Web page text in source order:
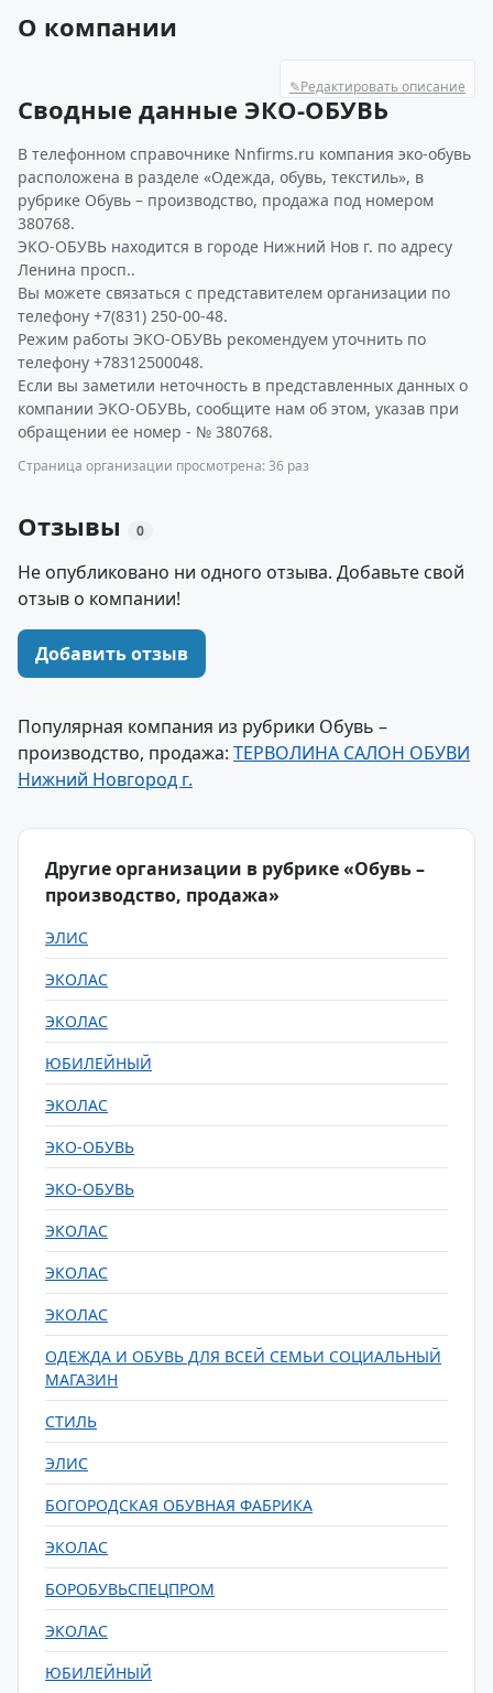
О компании
✎Редактировать описание
Сводные данные ЭКО-ОБУВЬ
В телефонном справочнике Nnfirms.ru компания эко-обувь
расположена в разделе «Одежда, обувь, текстиль», в
рубрике Обувь – производство, продажа под номером
380768.
ЭКО-ОБУВЬ находится в городе Нижний Нов г. по адресу
Ленина просп..
Вы можете связаться с представителем организации по
телефону +7(831) 250-00-48.
Режим работы ЭКО-ОБУВЬ рекомендуем уточнить по
телефону +78312500048.
Если вы заметили неточность в представленных данных о
компании ЭКО-ОБУВЬ, сообщите нам об этом, указав при
обращении ее номер - № 380768.
Страница организации просмотрена: 36 раз
Отзывы 0
Не опубликовано ни одного отзыва. Добавьте свой
отзыв о компании!
Добавить отзыв
Популярная компания из рубрики Обувь –
производство, продажа: ТЕРВОЛИНА САЛОН ОБУВИ
Нижний Новгород г.
Другие организации в рубрике «Обувь –
производство, продажа»
ЭЛИС
ЭКОЛАС
ЭКОЛАС
ЮБИЛЕЙНЫЙ
ЭКОЛАС
ЭКО-ОБУВЬ
ЭКО-ОБУВЬ
ЭКОЛАС
ЭКОЛАС
ЭКОЛАС
ОДЕЖДА И ОБУВЬ ДЛЯ ВСЕЙ СЕМЬИ СОЦИАЛЬНЫЙ
МАГАЗИН
СТИЛЬ
ЭЛИС
БОГОРОДСКАЯ ОБУВНАЯ ФАБРИКА
ЭКОЛАС
БОРОБУВЬСПЕЦПРОМ
ЭКОЛАС
ЮБИЛЕЙНЫЙ